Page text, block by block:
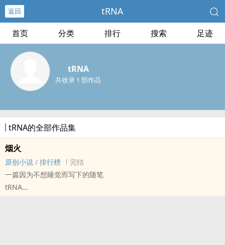
返回 tRNA
首页 分类 排行 搜索 足迹
tRNA
共收录 1 部作品
tRNA的全部作品集
烟火
原创小说 / 排行榜
完结
一篇因为不想睡觉而写下的随笔
tRNA